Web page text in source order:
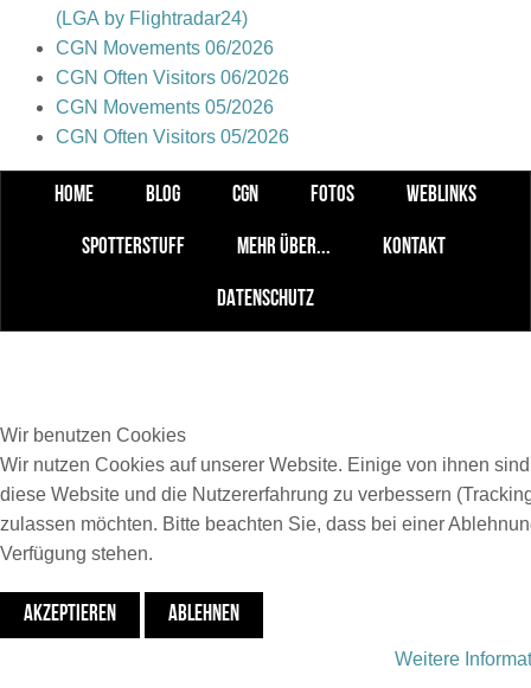
(LGA by Flightradar24)
CGN Movements 06/2026
CGN Often Visitors 06/2026
CGN Movements 05/2026
CGN Often Visitors 05/2026
HOME BLOG CGN FOTOS WEBLINKS
SPOTTERSTUFF MEHR ÜBER... KONTAKT
DATENSCHUTZ
Wir benutzen Cookies
Wir nutzen Cookies auf unserer Website. Einige von ihnen
diese Website und die Nutzererfahrung zu verbessern
zulassen möchten. Bitte beachten Sie, dass bei einer
Verfügung stehen.
AKZEPTIEREN ABLEHNEN
Weitere